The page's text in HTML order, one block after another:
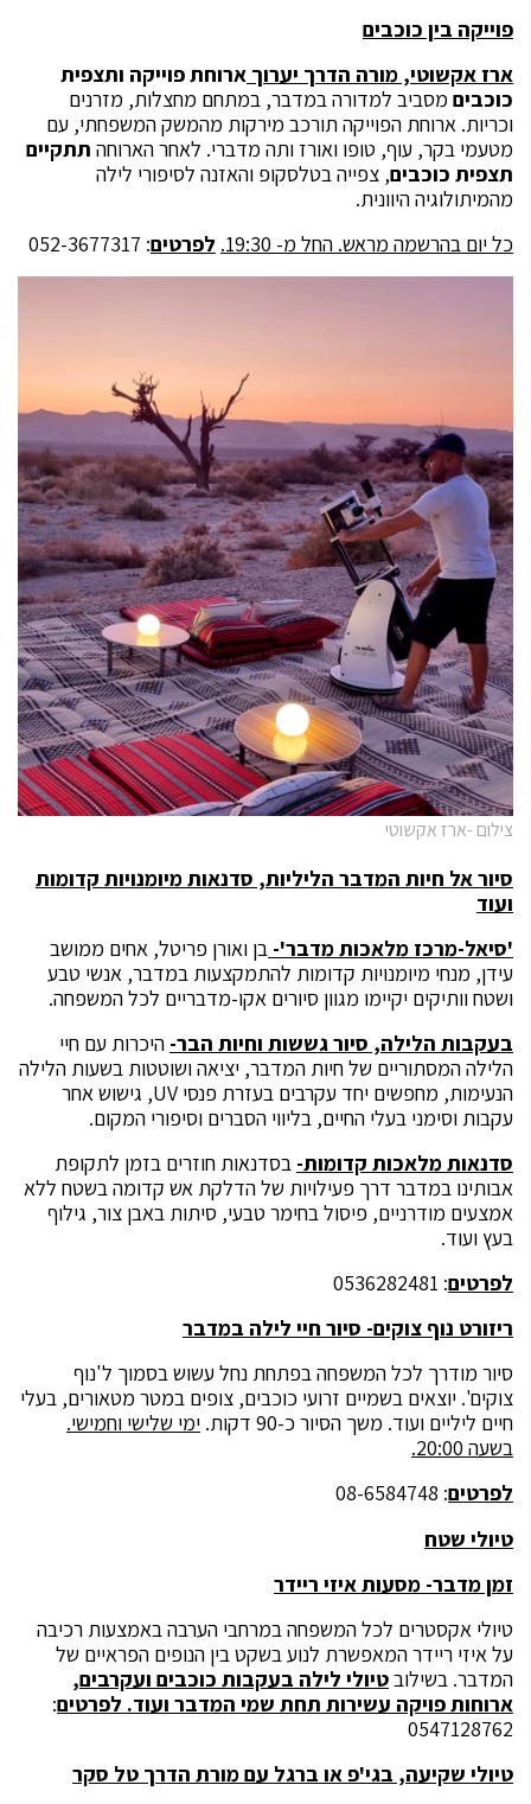
פוייקה בין כוכבים
ארז אקשוטי, מורה הדרך יערוך ארוחת פוייקה ותצפית
כוכבים מסביב למדורה במדבר, במתחם מחצלות, מזרנים
וכריות. ארוחת הפוייקה תורכב מירקות מהמשק המשפחתי, עם
מטעמי בקר, עוף, טופו ואורז ותה מדברי. לאחר הארוחה תתקיים
תצפית כוכבים, צפייה בטלסקופ והאזנה לסיפורי לילה
מהמיתולוגיה היוונית.
כל יום בהרשמה מראש. החל מ- 19:30.
לפרטים: 052-3677317
צילום -ארז אקשוטי
סיור אל חיות המדבר הליליות, סדנאות מיומנויות קדומות
ועוד
'סיאל-מרכז מלאכות מדבר'- בן ואורן פריטל, אחים ממושב
עידן, מנחי מיומנויות קדומות להתמקצעות במדבר, אנשי טבע
ושטח וותיקים יקיימו מגוון סיורים אקו-מדבריים לכל המשפחה.
בעקבות הלילה, סיור גששות וחיות הבר-היכרות עם חיי
הלילה המסתוריים של חיות המדבר, יציאה ושוטטות בשעות הלילה
הנעימות, מחפשים יחד עקרבים בעזרת פנסי UV, גישוש אחר
עקבות וסימני בעלי החיים, בליווי הסברים וסיפורי המקום.
סדנאות מלאכות קדומות-בסדנאות חוזרים בזמן לתקופת
אבותינו במדבר דרך פעילויות של הדלקת אש קדומה בשטח ללא
אמצעים מודרניים, פיסול בחימר טבעי, סיתות באבן צור, גילוף
בעץ ועוד.
לפרטים: 0536282481
ריזורט נוף צוקים- סיור חיי לילה במדבר
סיור מודרך לכל המשפחה בפתחת נחל עשוש בסמוך ל'נוף
צוקים'. יוצאים בשמיים זרועי כוכבים, צופים במטר מטאורים, בעלי
חיים ליליים ועוד. משך הסיור כ-90 דקות.
ימי שלישי וחמישי.
בשעה 20:00.
לפרטים: 08-6584748
טיולי שטח
זמן מדבר- מסעות איזי ריידר
טיולי אקסטרים לכל המשפחה במרחבי הערבה באמצעות רכיבה
על איזי ריידר המאפשרת לנוע בשקט בין הנופים הפראיים של
המדבר. בשילובטיולי לילה בעקבות כוכבים ועקרבים,
ארוחות פויקה עשירות תחת שמי המדבר ועוד. לפרטים:
0547128762
טיולי שקיעה, בגי'פ או ברגל עם מורת הדרך טל סקר